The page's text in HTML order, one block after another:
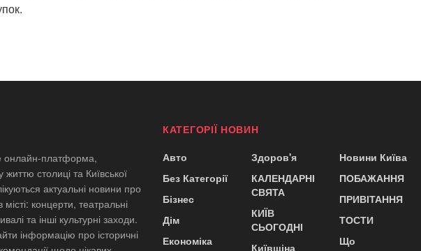
онлайн-платформа,
столиці та Київської
актуальні новини про
концерти, театральні
та інші культурні заходи.
інформацію про історичні
КАТЕГОРІЇ НОВИН
Авто
Без Категорії
Бізнес
Дім
Економіка
Здоров'я
КАЛЕНДАРНІ
СВЯТА
КИЇВ
СЬОГОДНІ
Київщіна
Новини Київа
ПОБАЖАННЯ
ПРИВІТАННЯ
ТОСТИ
Що